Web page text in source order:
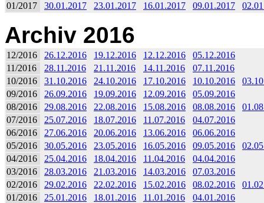
01/2017
30.01.2017 23.01.2017 16.01.2017 09.01.2017
Archiv 2016
12/2016 26.12.2016 19.12.2016 12.12.2016
05.12.2016
11/2016
28.11.2016 21.11.2016 14.11.2016
07.11.2016
10/2016
31.10.2016 24.10.2016 17.10.2016 10.10.2016
09/2016
26.09.2016 19.09.2016 12.09.2016
05.09.2016
08/2016
29.08.2016 22.08.2016 15.08.2016 08.08.2016
07/2016
25.07.2016 18.07.2016 11.07.2016
04.07.2016
06/2016
27.06.2016 20.06.2016 13.06.2016
06.06.2016
05/2016
30.05.2016 23.05.2016 16.05.2016 09.05.2016
04/2016
25.04.2016 18.04.2016 11.04.2016
04.04.2016
03/2016
28.03.2016 21.03.2016 14.03.2016
07.03.2016
02/2016
29.02.2016 22.02.2016 15.02.2016 08.02.2016
01/2016
25.01.2016 18.01.2016 11.01.2016 04.01.2016